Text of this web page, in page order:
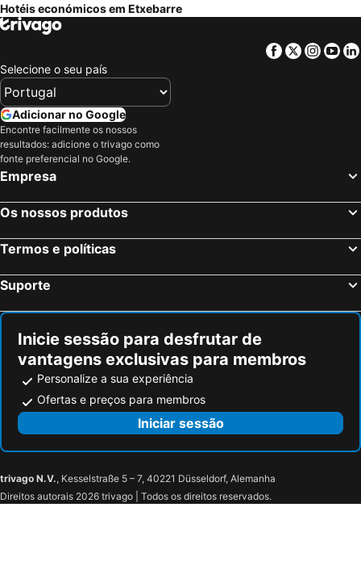
Hotéis económicos em Etxebarre
Facebook
Twitter
Selecione o seu país
Adicionar no Google
Encontre facilmente os nossos
resultados: adicione o trivago como
fonte preferencial no Google.
Empresa
Os nossos produtos
Termos e políticas
Suporte
Inicie sessão para desfrutar de
vantagens exclusivas para membros
Personalize a sua experiência
Ofertas e preços para membros
Iniciar sessão
trivago N.V., Kesselstraße 5 – 7, 40221 Düsseldorf, Alemanha
Direitos autorais 2026 trivago | Todos os direitos reservados.